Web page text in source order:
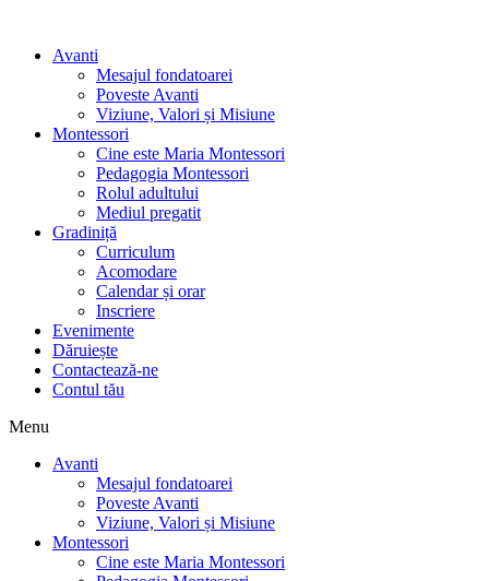
Avanti
Mesajul fondatoarei
Poveste Avanti
Viziune, Valori și Misiune
Montessori
Cine este Maria Montessori
Pedagogia Montessori
Rolul adultului
Mediul pregatit
Gradiniță
Curriculum
Acomodare
Calendar și orar
Inscriere
Evenimente
Dăruiește
Contactează-ne
Contul tău
Menu
Avanti
Mesajul fondatoarei
Poveste Avanti
Viziune, Valori și Misiune
Montessori
Cine este Maria Montessori